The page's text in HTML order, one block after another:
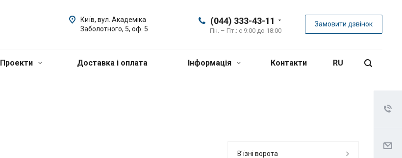
(044) 333-43-11
Пн. – Пт.: с 9:00 до 18:00
Замовити дзвінок
Київ, вул. Академіка
Заболотного, 5, оф. 5
Проекти Доставка і оплата Інформація Контакти RU
В'їзні ворота